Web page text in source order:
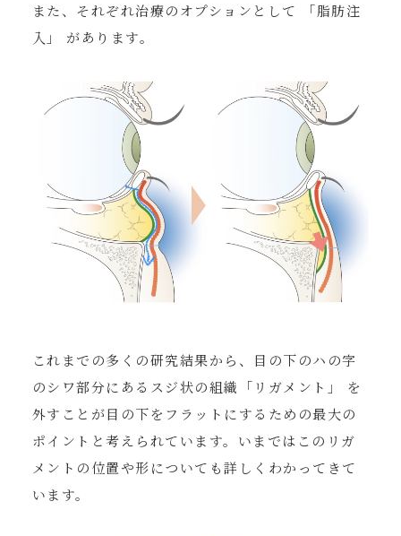
また、それぞれ治療のオプションとして 「脂肪注
入」 があります。
これまでの多くの研究結果から、目の下のハの字
のシワ部分にあるスジ状の組織「リガメント」 を
外すことが目の下をフラットにするための最大の
ポイントと考えられています。いまではこのリガ
メントの位置や形についても詳しくわかってきて
います。